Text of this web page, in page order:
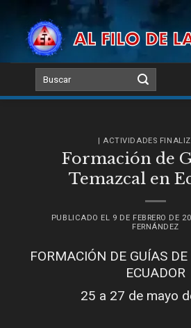
content
| ACTIVIDADES
Formación de
Temazcal en
PUBLICADO EL 9 DE FEBRERO DE
FERNÁNDEZ
FORMACIÓN DE GUÍAS
ECUADOR
25 a 27 de mayo